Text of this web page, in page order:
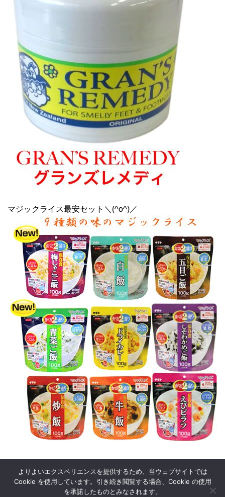
マジックライス最安セット＼(^o^)／
よりよいエクスペリエンスを提供するため、当ウェブサイトでは
Cookie を使用しています。引き続き閲覧する場合、Cookie の使用
を承諾したものとみなされます。